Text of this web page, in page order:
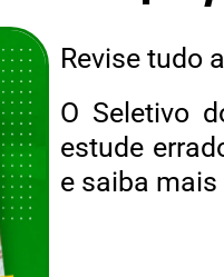
Revise tudo
O Seletivo
estude
e saiba mais